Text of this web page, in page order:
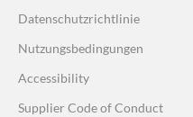
Datenschutzrichtlinie
Nutzungsbedingungen
Accessibility
Supplier Code of Conduct